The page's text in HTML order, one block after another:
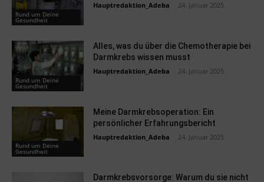
Rund um Deine
Gesundheit
Hauptredaktion_Adeba 24. Januar 2025
Rund um Deine
Gesundheit
Alles, was du über die Chemotherapie bei
Darmkrebs wissen musst
Hauptredaktion_Adeba 24. Januar 2025
Rund um Deine
Gesundheit
Meine Darmkrebsoperation: Ein
persönlicher Erfahrungsbericht
Hauptredaktion_Adeba 24. Januar 2025
Darmkrebsvorsorge: Warum du sie nicht